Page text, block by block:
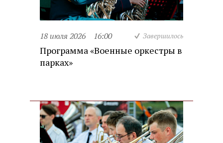
18 июля 2026 16:00 Завершилось
Программа «Военные оркестры в
парках»